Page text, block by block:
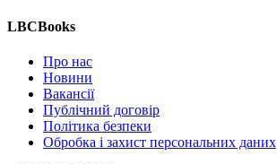
LBCBooks
Про нас
Новини
Вакансії
Публічний договір
Політика безпеки
Обробка і захист персональних даних